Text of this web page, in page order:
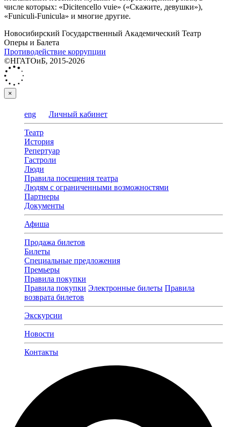
числе которых: «Dicitencello vuie» («Скажите, девушки»),
«Funiculi-Funicula» и многие другие.
Новосибирский Государственный Академический Театр
Оперы и Балета
Противодействие коррупции
©НГАТОиБ, 2015-2026
×
eng Личный кабинет
Театр
История
Репертуар
Гастроли
Люди
Правила посещения театра
Людям с ограниченными возможностями
Партнеры
Документы
Афиша
Продажа билетов
Билеты
Специальные предложения
Премьеры
Правила покупки
Правила покупки Электронные билеты Правила
возврата билетов
Экскурсии
Новости
Контакты